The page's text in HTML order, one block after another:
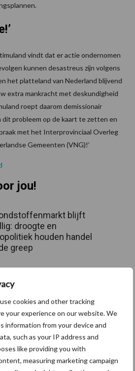
use cookies and other tracking
your experience on our website. We
information from your device and
such as your IP address and
like providing you with
measuring marketing campaign
vindt dat er actie ondernomen
kunnen desastreus zijn volgens
het platteland van Nederland blijvend
extra mankracht met deskundigheid
roept daarom demissionair
dit probleem op de kaart te zetten en
met het Interprovinciaal Overleg
Gemeenten (VNG)!’
jou!
blijft
droogte en
houden handel
greep
speenhuid: een vaak
risicofactor
mastitis
ziet volume en
groeien in
Nederlandse